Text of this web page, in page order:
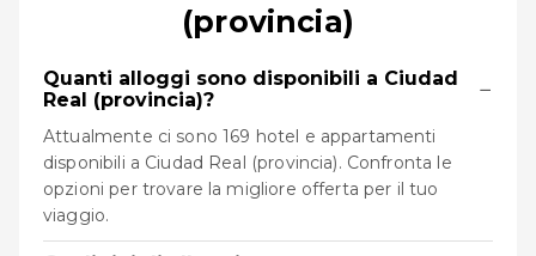
(provincia)
Quanti alloggi sono disponibili a Ciudad
Real (provincia)?
−
Attualmente ci sono 169 hotel e appartamenti
disponibili a Ciudad Real (provincia). Confronta le
opzioni per trovare la migliore offerta per il tuo
viaggio.